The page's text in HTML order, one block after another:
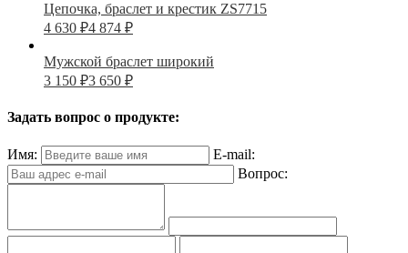
Цепочка, браслет и крестик ZS7715
4 630 ₽4 874 ₽
Мужской браслет широкий
3 150 ₽3 650 ₽
Задать вопрос о продукте:
Имя:
E-mail:
Вопрос: